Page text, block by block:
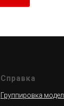
Справка
Группировка